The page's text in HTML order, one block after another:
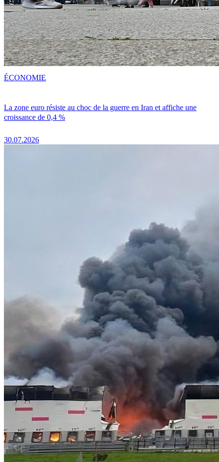
La zone euro résiste au choc de la guerre en Iran et affiche une
croissance de 0,4 %
30.07.2026
ÉCONOMIE